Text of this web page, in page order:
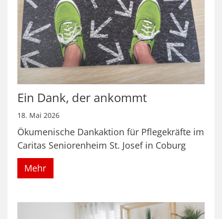
Ein Dank, der ankommt
18. Mai 2026
Ökumenische Dankaktion für Pflegekräfte im
Caritas Seniorenheim St. Josef in Coburg
Mehr